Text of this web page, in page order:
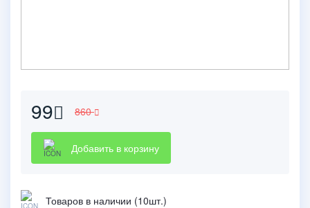
99 860
Добавить в корзину
Товаров в наличии (10шт.)